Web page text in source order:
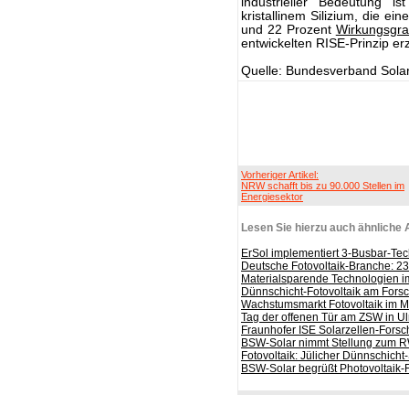
kristallinem Silizium, die
und 22 Prozent
entwickelten RISE-Prinzip
Quelle: Bundesverband
Vorheriger Artikel:
NRW schafft bis zu 90.000 Stellen im
Energiesektor
Lesen Sie hierzu auch ähnliche
ErSol implementiert 3-Busbar-
Deutsche Fotovoltaik-Branche:
Materialsparende Technologien
Dünnschicht-Fotovoltaik am
Wachstumsmarkt Fotovoltaik im
Tag der offenen Tür am ZSW in
Fraunhofer ISE Solarzellen-
BSW-Solar nimmt Stellung zum
Fotovoltaik: Jülicher
BSW-Solar begrüßt